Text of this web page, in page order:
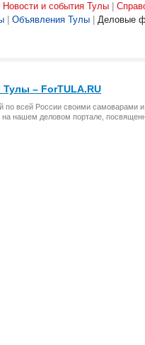
Новости и события Тулы
Объявления Тулы Деловые
– ForTULA.RU
по всей России своими самоварами
на нашем деловом портале,